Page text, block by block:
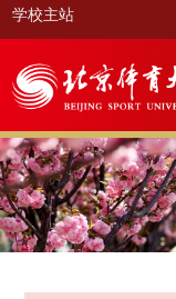
学校主站